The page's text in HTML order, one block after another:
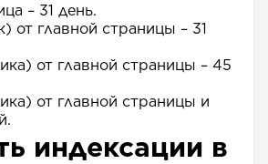
– 31 день.
от главной страницы – 31
от главной страницы – 45
от главной страницы и
индексации в